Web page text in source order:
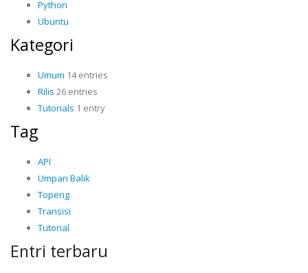
Python
Ubuntu
Kategori
Umum 14 entries
Rilis 26 entries
Tutorials 1 entry
Tag
API
Umpan Balik
Topeng
Transisi
Tutorial
Entri terbaru